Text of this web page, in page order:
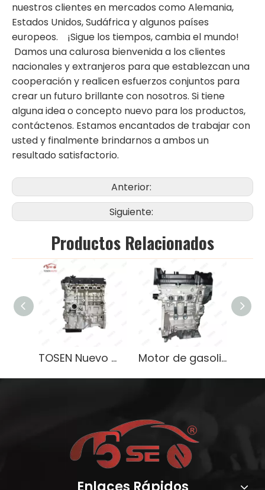
nuestros clientes en mercados como Alemania,
Estados Unidos, Sudáfrica y algunos países
europeos. ¡Sigue los tiempos, cambia el mundo!
Damos una calurosa bienvenida a los clientes
nacionales y extranjeros para que establezcan una
cooperación y realicen esfuerzos conjuntos para
crear un futuro brillante con nosotros. Si tiene
alguna idea o concepto nuevo para los productos,
contáctenos. Estamos encantados de trabajar con
usted y finalmente brindarnos a ambos un
resultado satisfactorio.
Anterior:
Siguiente:
Productos Relacionados
TOSEN Nuevo motor desnudo confiable G4FA G4FC para vehículos Hyundai Motor de gasolina G3LA de alta calidad de bloque largo desnudo completo Newpars para Hyundai Kia